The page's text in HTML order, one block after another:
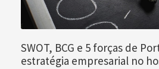
SWOT, BCG e 5 forças de
estratégia empresarial no